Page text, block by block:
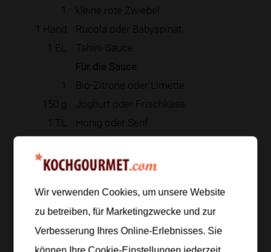
1
kleine rote Zwiebel
1 Hand
Rucola oder Babyspinat
1 EL Tahini-Sauce
Für die Sauce
1
Bio-Zitrone oder Limette
150 g
Joghurt oder Frischkäse
1 TL
Honig oder Senf
Salz und Pfeffer
2EL
geröstete Kerne oder Nüsse
Zur Einkaufsliste hinzufügen
Wir verwenden Cookies, um unsere Website
zu betreiben, für Marketingzwecke und zur
Verbesserung Ihres Online-Erlebnisses. Sie
können Ihre Cookie-Einstellungen jederzeit